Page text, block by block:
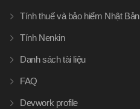
Tính thuế và bảo hiểm Nhật Bản
Tính Nenkin
Danh sách tài liệu
FAQ
Devwork profile